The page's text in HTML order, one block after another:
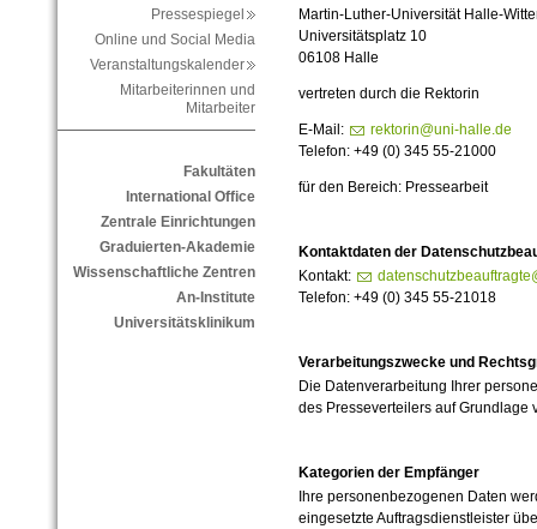
Pressespiegel
Online und Social Media
Veranstaltungskalender
Mitarbeiterinnen und
Mitarbeiter
Fakultäten
International Office
Zentrale Einrichtungen
Graduierten-Akademie
Wissenschaftliche Zentren
An-Institute
Universitätsklinikum
Martin-Luther-Universität Halle-
Universitätsplatz 10
06108 Halle
vertreten durch die Rektorin
E-Mail:
rektorin@uni-halle.de
Telefon: +49 (0) 345 55-21000
für den Bereich: Pressearbeit
Kontaktdaten der
Kontakt:
Telefon: +49 (0) 345 55-21018
Verarbeitungszwecke und
Die Datenverarbeitung Ihrer
des Presseverteilers auf Grundlage
Kategorien der Empfänger
Ihre personenbezogenen Daten
eingesetzte Auftragsdienstleister